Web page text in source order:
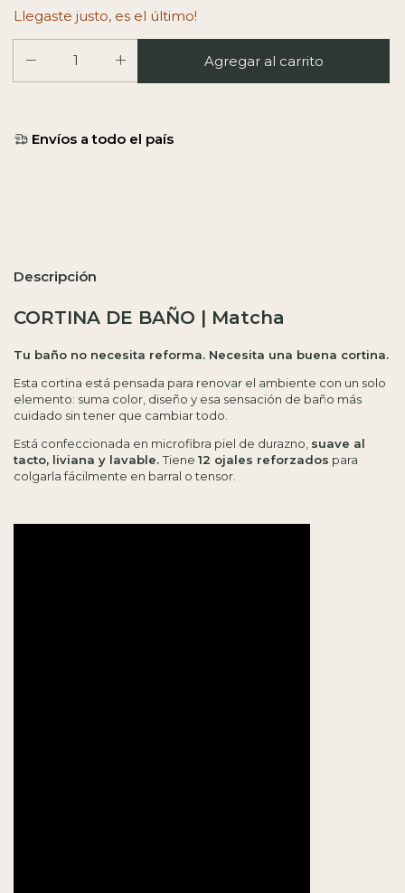
Llegaste justo, es el último!
Descripción
CORTINA DE BAÑO | Matcha
Tu baño no necesita reforma. Necesita una buena cortina.
Esta cortina está pensada para renovar el ambiente con un solo
elemento: suma color, diseño y esa sensación de baño más
cuidado sin tener que cambiar todo.
Está confeccionada en microfibra piel de durazno, suave al
tacto, liviana y lavable.Tiene 12 ojales reforzados para
colgarla fácilmente en barral o tensor.